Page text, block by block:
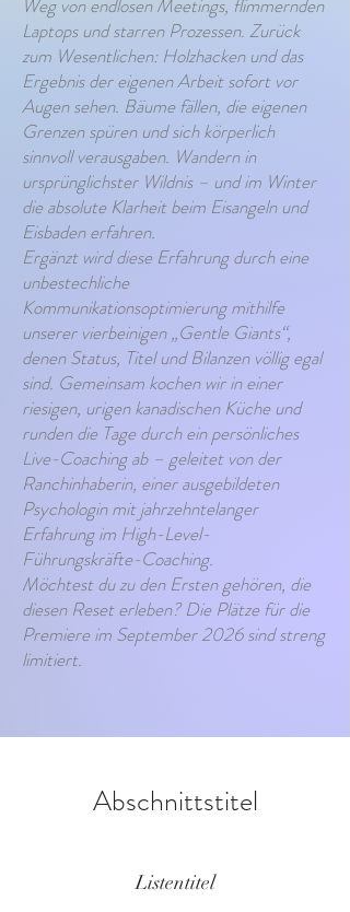
Weg von endlosen Meetings, flimmernden
Laptops und starren Prozessen. Zurück
zum Wesentlichen: Holzhacken und das
Ergebnis der eigenen Arbeit sofort vor
Augen sehen. Bäume fällen, die eigenen
Grenzen spüren und sich körperlich
sinnvoll verausgaben. Wandern in
ursprünglichster Wildnis – und im Winter
die absolute Klarheit beim Eisangeln und
Eisbaden erfahren.
Ergänzt wird diese Erfahrung durch eine
unbestechliche
Kommunikationsoptimierung mithilfe
unserer vierbeinigen „Gentle Giants“,
denen Status, Titel und Bilanzen völlig egal
sind. Gemeinsam kochen wir in einer
riesigen, urigen kanadischen Küche und
runden die Tage durch ein persönliches
Live-Coaching ab – geleitet von der
Ranchinhaberin, einer ausgebildeten
Psychologin mit jahrzehntelanger
Erfahrung im High-Level-
Führungskräfte-Coaching.
Möchtest du zu den Ersten gehören, die
diesen Reset erleben? Die Plätze für die
Premiere im September 2026 sind streng
limitiert.
Abschnittstitel
Listentitel